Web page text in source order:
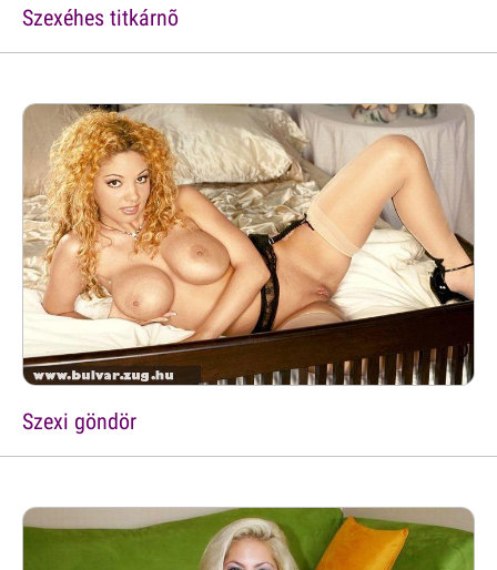
Szexéhes titkárnõ
Szexi göndör